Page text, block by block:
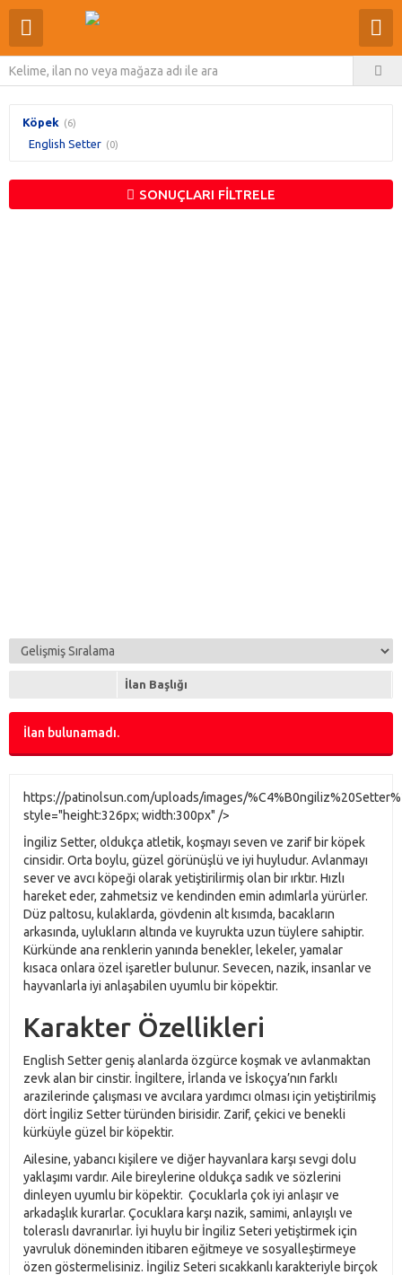
Köpek (6)
English Setter (0)
SONUÇLARI FİLTRELE
İlan Başlığı
İlan bulunamadı.
https://patinolsun.com/uploads/images/
style="height:326px; width:300px" />
İngiliz Setter, oldukça atletik, koşmayı seven ve zarif bir köpek
cinsidir. Orta boylu, güzel görünüşlü ve iyi huyludur. Avlanmayı
sever ve avcı köpeği olarak yetiştirilirmiş olan bir ırktır. Hızlı
hareket eder, zahmetsiz ve kendinden emin adımlarla yürürler.
Düz paltosu, kulaklarda, gövdenin alt kısımda, bacakların
arkasında, uylukların altında ve kuyrukta uzun tüylere sahiptir.
Kürkünde ana renklerin yanında benekler, lekeler, yamalar
kısaca onlara özel işaretler bulunur. Sevecen, nazik, insanlar ve
hayvanlarla iyi anlaşabilen uyumlu bir köpektir.
Karakter Özellikleri
English Setter geniş alanlarda özgürce koşmak ve avlanmaktan
zevk alan bir cinstir. İngiltere, İrlanda ve İskoçya’nın farklı
arazilerinde çalışması ve avcılara yardımcı olması için yetiştirilmiş
dört İngiliz Setter türünden birisidir. Zarif, çekici ve benekli
kürküyle güzel bir köpektir.
Ailesine, yabancı kişilere ve diğer hayvanlara karşı sevgi dolu
yaklaşımı vardır. Aile bireylerine oldukça sadık ve sözlerini
dinleyen uyumlu bir köpektir. Çocuklarla çok iyi anlaşır ve
arkadaşlık kurarlar. Çocuklara karşı nazik, samimi, anlayışlı ve
toleraslı davranırlar. İyi huylu bir İngiliz Seteri yetiştirmek için
yavruluk döneminden itibaren eğitmeye ve sosyalleştirmeye
özen göstermelisiniz. İngiliz Seteri sıcakkanlı karakteriyle birçok